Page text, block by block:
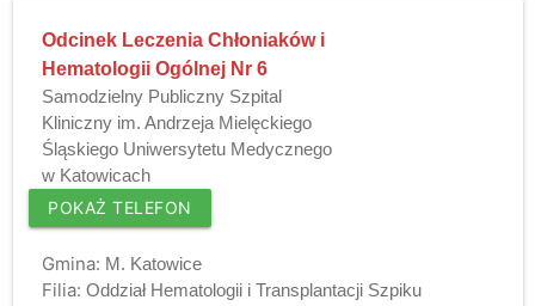
Odcinek Leczenia Chłoniaków i
Hematologii Ogólnej Nr 6
Samodzielny Publiczny Szpital
Kliniczny im. Andrzeja Mielęckiego
Śląskiego Uniwersytetu Medycznego
w Katowicach
POKAŻ TELEFON
Gmina: M. Katowice
Filia: Oddział Hematologii i Transplantacji Szpiku